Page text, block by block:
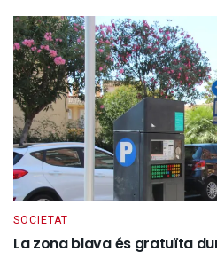
SOCIETAT
La zona blava és gratuïta